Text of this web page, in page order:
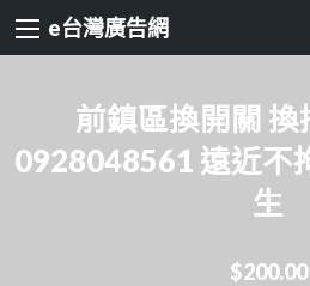
e台灣廣告網
前鎮區換開關 換
0928048561 遠近不
生
$200.00